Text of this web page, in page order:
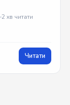
2 хв читати
Читати